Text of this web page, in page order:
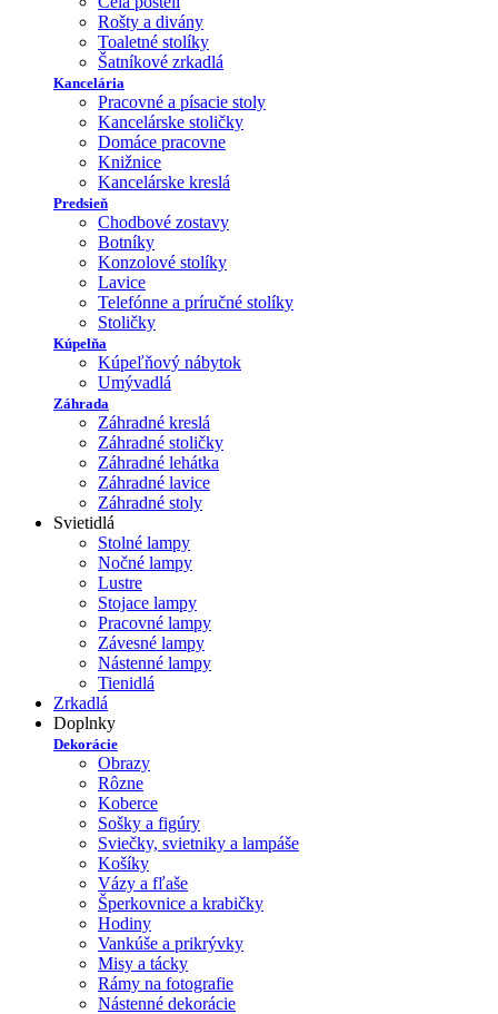
Rošty a divány
Toaletné stolíky
Šatníkové zrkadlá
Kancelária
Pracovné a písacie stoly
Kancelárske stoličky
Domáce pracovne
Knižnice
Kancelárske kreslá
Predsieň
Chodbové zostavy
Botníky
Konzolové stolíky
Lavice
Telefónne a príručné stolíky
Stoličky
Kúpelňa
Kúpeľňový nábytok
Umývadlá
Záhrada
Záhradné kreslá
Záhradné stoličky
Záhradné lehátka
Záhradné lavice
Záhradné stoly
Svietidlá
Stolné lampy
Nočné lampy
Lustre
Stojace lampy
Pracovné lampy
Závesné lampy
Nástenné lampy
Tienidlá
Zrkadlá
Doplnky
Dekorácie
Obrazy
Rôzne
Koberce
Sošky a figúry
Sviečky, svietniky a lampáše
Košíky
Vázy a fľaše
Šperkovnice a krabičky
Hodiny
Vankúše a prikrývky
Misy a tácky
Rámy na fotografie
Nástenné dekorácie